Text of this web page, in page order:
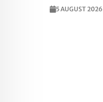
5 AUGUST 2026